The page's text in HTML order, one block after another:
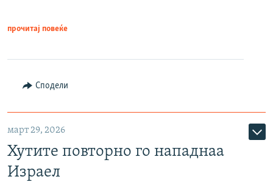
прочитај повеќе
Сподели
март 29, 2026
Хутите повторно го нападнаа
Израел